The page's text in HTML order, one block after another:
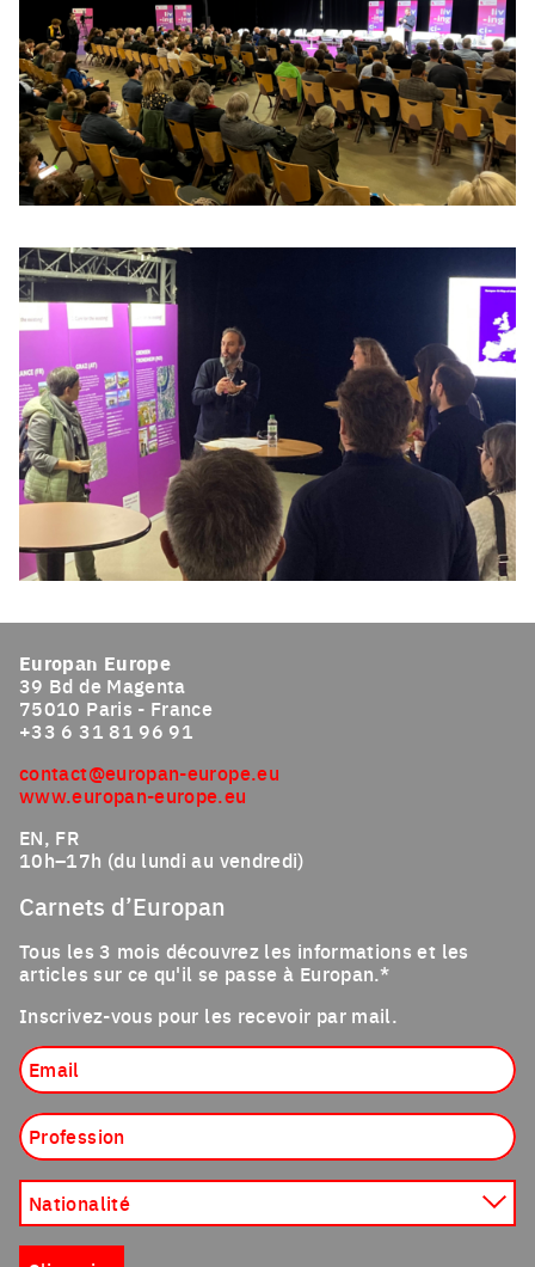
Europan Europe
39 Bd de Magenta
75010 Paris - France
+33 6 31 81 96 91
contact@europan-europe.eu
www.europan-europe.eu
EN, FR
10h–17h (du lundi au vendredi)
Carnets d’Europan
Tous les 3 mois découvrez les informations et les
articles sur ce qu'il se passe à Europan.*
Inscrivez-vous pour les recevoir par mail.
Nationalité